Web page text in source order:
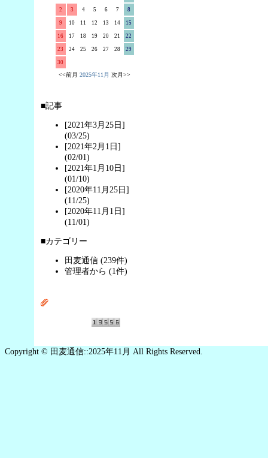
2 3 4 5 6 7 8
9 10 11 12 13 14 15
16 17 18 19 20 21 22
23 24 25 26 27 28 29
30
<<前月 2025年11月 次月>>
■記事
[2021年3月25日]
(03/25)
[2021年2月1日]
(02/01)
[2021年1月10日]
(01/10)
[2020年11月25日]
(11/25)
[2020年11月1日]
(11/01)
■カテゴリー
田麦通信 (239件)
管理者から (1件)
Copyright © 田麦通信::2025年11月 All Rights Reserved.